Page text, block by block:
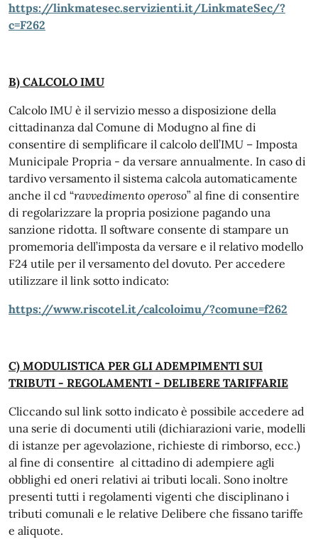
https://linkmatesec.servizienti.it/LinkmateSec/?
c=F262
B) CALCOLO IMU
Calcolo IMU è il servizio messo a disposizione della
cittadinanza dal Comune di Modugno al fine di
consentire di semplificare il calcolo dell’IMU – Imposta
Municipale Propria - da versare annualmente. In caso di
tardivo versamento il sistema calcola automaticamente
anche il cd “ravvedimento operoso” al fine di consentire
di regolarizzare la propria posizione pagando una
sanzione ridotta. Il software consente di stampare un
promemoria dell’imposta da versare e il relativo modello
F24 utile per il versamento del dovuto. Per accedere
utilizzare il link sotto indicato:
https://www.riscotel.it/calcoloimu/?comune=f262
C) MODULISTICA PER GLI ADEMPIMENTI SUI
TRIBUTI - REGOLAMENTI - DELIBERE TARIFFARIE
Cliccando sul link sotto indicato è possibile accedere ad
una serie di documenti utili (dichiarazioni varie, modelli
di istanze per agevolazione, richieste di rimborso, ecc.)
al fine di consentire al cittadino di adempiere agli
obblighi ed oneri relativi ai tributi locali. Sono inoltre
presenti tutti i regolamenti vigenti che disciplinano i
tributi comunali e le relative Delibere che fissano tariffe
e aliquote.